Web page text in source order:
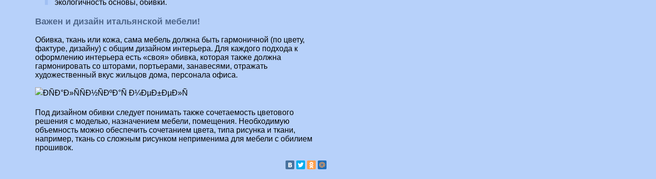
экологичность основы, обивки.
Важен и дизайн итальянской мебели!
Обивка, ткань или кожа, сама мебель должна быть гармоничной (по цвету,
фактуре, дизайну) с общим дизайном интерьера. Для каждого подхода к
оформлению интерьера есть «своя» обивка, которая также должна
гармонировать со шторами, портьерами, занавесями, отражать
художественный вкус жильцов дома, персонала офиса.
Под дизайном обивки следует понимать также сочетаемость цветового
решения с моделью, назначением мебели, помещения. Необходимую
объемность можно обеспечить сочетанием цвета, типа рисунка и ткани,
например, ткань со сложным рисунком неприменима для мебели с обилием
прошивок.